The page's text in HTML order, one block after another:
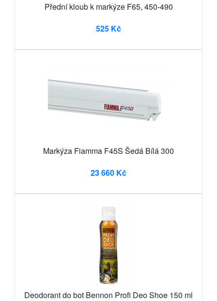
Přední kloub k markýze F65, 450-490
525 Kč
Markýza Fiamma F45S Šedá Bílá 300
23 660 Kč
Deodorant do bot Bennon Profi Deo Shoe 150 ml